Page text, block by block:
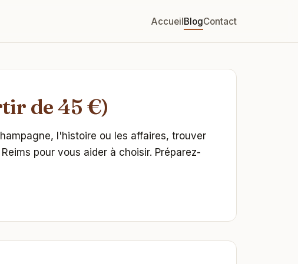
AccueilBlogContact
de 45 €)
l'histoire ou les affaires, trouver
pour vous aider à choisir. Préparez-